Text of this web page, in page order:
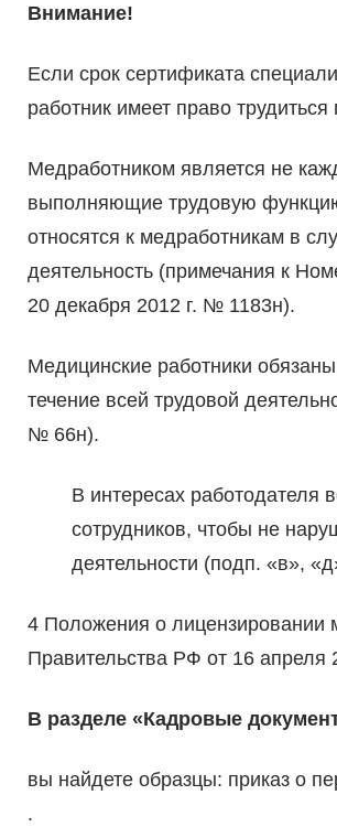
Внимание!
Если срок сертификата
работник имеет право
Медработником является не
выполняющие трудовую
относятся к медработникам в
деятельность (примечания к
20 декабря 2012 г. № 1183н).
Медицинские работники
течение всей трудовой
№ 66н).
В интересах работодателя
сотрудников, чтобы не
деятельности (подп. «в»,
4 Положения о лицензировании
Правительства РФ от 16 апреля
В разделе «Кадровые
вы найдете образцы: приказ о
.